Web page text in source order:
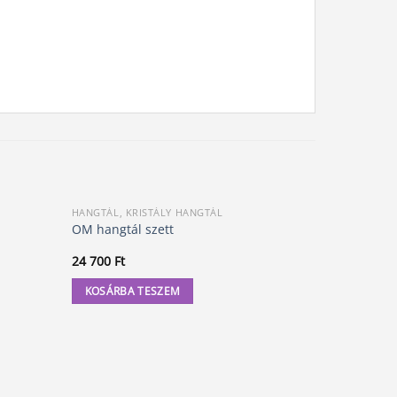
HANGTÁL, KRISTÁLY HANGTÁL
OM hangtál szett
24 700 Ft
KOSÁRBA TESZEM